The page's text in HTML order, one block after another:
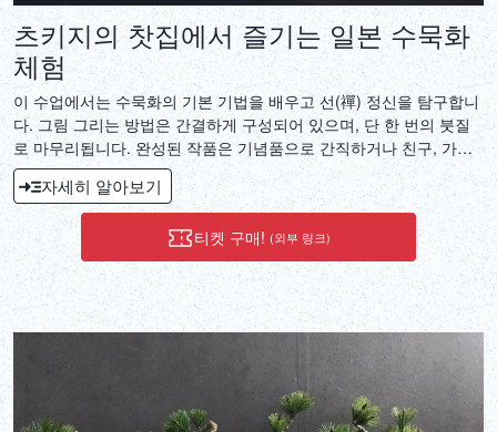
츠키지의 찻집에서 즐기는 일본 수묵화
체험
이 수업에서는 수묵화의 기본 기법을 배우고 선(禪) 정신을 탐구합니
다. 그림 그리는 방법은 간결하게 구성되어 있으며, 단 한 번의 붓질
로 마무리됩니다. 완성된 작품은 기념품으로 간직하거나 친구, 가족
에게 선물하기에 좋습니다. 각 그룹은 소나무, 대나무, 매화, 난초, 국
화 또는 한자(중국 문자) 중 하나를 선택하여 그림을 그립니다. 이 입
문 과정은 게임 '요테이의 유령'과 같은 미디어 프로젝트에 참여한 수
상 경력에 빛나는 작가 렌스이의 지도 아래 진행됩니다.
자세히 알아보기
티켓 구매! (외부 링크)